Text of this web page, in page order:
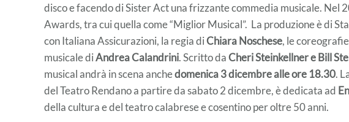
disco e facendo di Sister Act una frizzante commedia musicale. Nel
Awards, tra cui quella come “Miglior Musical”. La produzione è di
con Italiana Assicurazioni, la regia diChiara Noschese, le
musicale diAndrea Calandrini. Scritto daCheri Steinkellner e Bill
musical andrà in scena anchedomenica 3 dicembre alle ore 18.30.
del Teatro Rendano a partire da sabato 2 dicembre, è dedicata ad
della cultura e del teatro calabrese e cosentino per oltre 50 anni.